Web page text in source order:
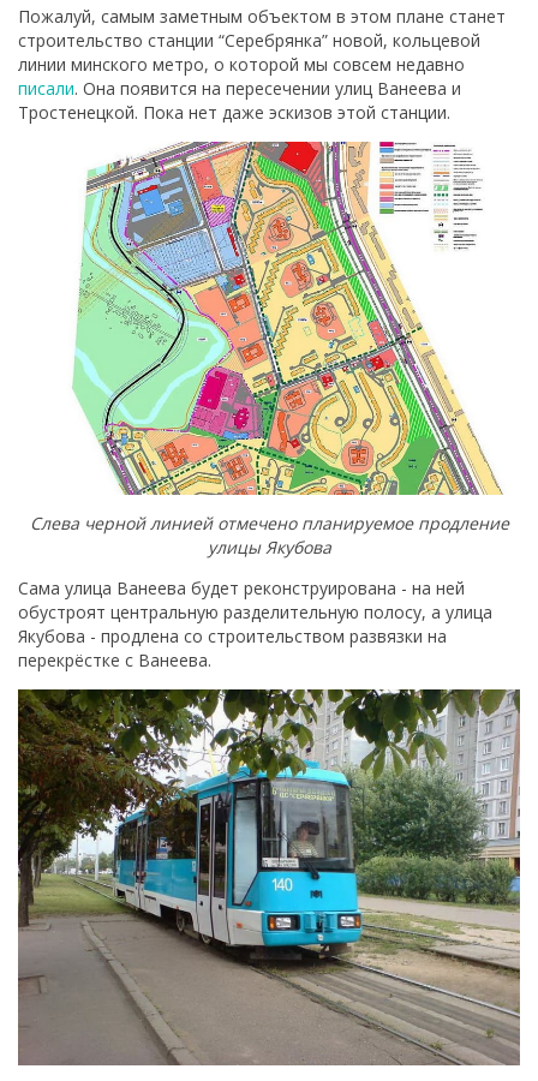
Пожалуй, самым заметным объектом в этом плане станет
строительство станции “Серебрянка” новой, кольцевой
линии минского метро, о которой мы совсем недавно
писали. Она появится на пересечении улиц Ванеева и
Тростенецкой. Пока нет даже эскизов этой станции.
Слева черной линией отмечено планируемое продление
улицы Якубова
Сама улица Ванеева будет реконструирована - на ней
обустроят центральную разделительную полосу, а улица
Якубова - продлена со строительством развязки на
перекрёстке с Ванеева.